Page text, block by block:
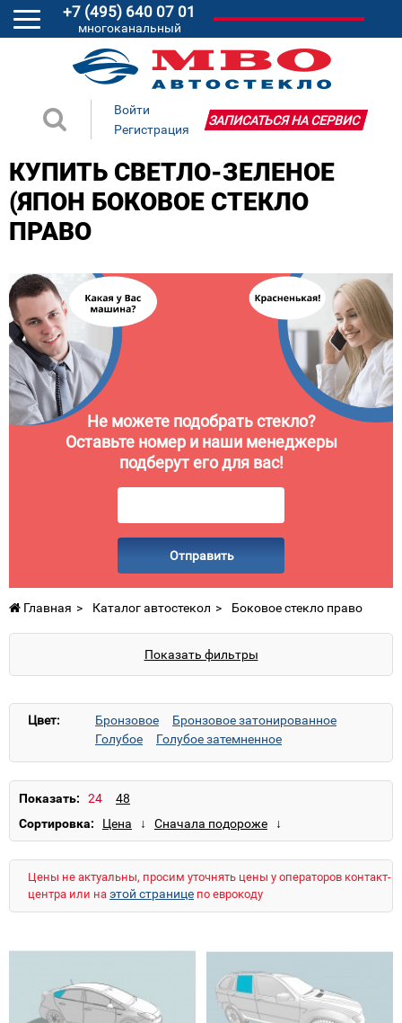
+7 (495) 640 07 01
многоканальный
Войти
Регистрация
ЗАПИСАТЬСЯ НА СЕРВИС
КУПИТЬ СВЕТЛО-ЗЕЛЕНОЕ
(ЯПОН БОКОВОЕ СТЕКЛО
ПРАВО
Не можете подобрать стекло?
Оставьте номер и наши менеджеры
подберут его для вас!
Отправить
Главная Каталог автостекол Боковое стекло право
Показать фильтры
Цвет: Бронзовое
Бронзовое затонированное
Голубое
Голубое затемненное
Зеленое затемненное
Зеленое с солнцезащитой
Прозрачное теплоотражающее
Прозрачное теплопоглощающее
Показать:
Сортировка:
Цены не актуальны, просим уточнять цены у операторов контакт-
центра или на этой странице по еврокоду